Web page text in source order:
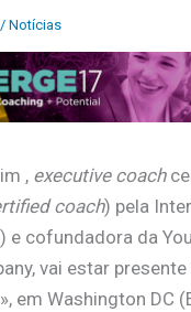
/ Notícias
, executive coach
coach) pela
e cofundadora da
vai estar presente
em Washington DC